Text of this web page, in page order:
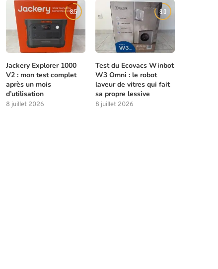
8.5
Jackery Explorer 1000
V2 : mon test complet
après un mois
d’utilisation
8 juillet 2026
8.0
Test du Ecovacs Winbot
W3 Omni : le robot
laveur de vitres qui fait
sa propre lessive
8 juillet 2026